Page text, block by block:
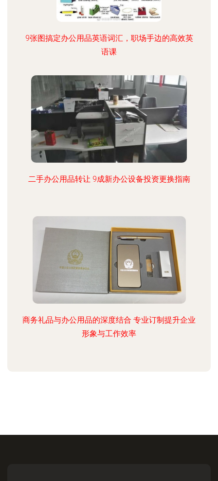
9张图搞定办公用品英语词汇，职场手边的高效英
语课
二手办公用品转让 9成新办公设备投资更换指南
商务礼品与办公用品的深度结合 专业订制提升企业
形象与工作效率